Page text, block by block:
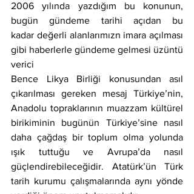
2006 yılında yazdığım bu konunun,
bugün gündeme tarihi açıdan bu
kadar değerli alanlarımızn imara açılması
gibi haberlerle gündeme gelmesi üzüntü
verici
Bence Likya Birliği konusundan asıl
çıkarılması gereken mesaj Türkiye’nin,
Anadolu topraklarının muazzam kültürel
birikiminin bugünün Türkiye’sine nasıl
daha çağdaş bir toplum olma yolunda
ışık tuttuğu ve Avrupa’da nasıl
güçlendirebileceğidir. Atatürk’ün Türk
tarih kurumu çalışmalarında aynı yönde